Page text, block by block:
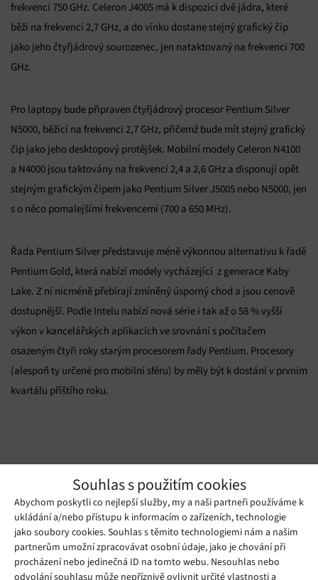
Souhlas s použitím cookies
Abychom poskytli co nejlepší služby, my a naši partneři používáme k
ukládání a/nebo přístupu k informacím o zařízeních, technologie
jako soubory cookies. Souhlas s těmito technologiemi nám a našim
partnerům umožní zpracovávat osobní údaje, jako je chování při
procházení nebo jedinečná ID na tomto webu. Nesouhlas nebo
odvolání souhlasu může nepříznivě ovlivnit určité vlastnosti a
frekvenci 750 GHz. Celeron J4005 má k dispozici dvě jádra, které
běží na frekvenci 2,7 GHz, a do vínku dostane stejný grafický čip
jako jeho čtyřjádrový sourozenec, jen nataktovaný na frekvenci 700
GHz.
Pro laptopy bude připraven čtyřjádrový procesor Pentium Silver
N5000, běžící na frekvenci 2,7 GHz, přičemž bude mít stejný grafický
čip jako jeho desktopový protějšek. Mobilní modely Celeron N4100
a N4000 jsou taktovány na frekvenci 2,4 a 2,6 GHz a disponují opět
stejným grafickým čipem jako Pentium Silver J5005 nebo N5000, jen
s o něco pomalejšími frekvencemi (700 a 650 MHz).
Řada Pentium Silver představuje méně výkonnou alternativu k řadě
Pentium Gold, která nabízí modely vycházející z generace Kaby
Lake. Z ní nicméně přebírají zmíněný úsporný chod a jsou cenově
dostupnější. Podle Intelu nabízí nová série i tak až o 58 % vyšší
výkon v kancelářských aplikacích ve srovnání s počítačem
osazeným čtyři roky starým procesorem řady Pentium. Procesory
(alespoň ty určené pro mobilní sféru) by měly být k dostání v prvním
kvartálu příštího roku.
techradar.com
Mohlo by se vám líbit